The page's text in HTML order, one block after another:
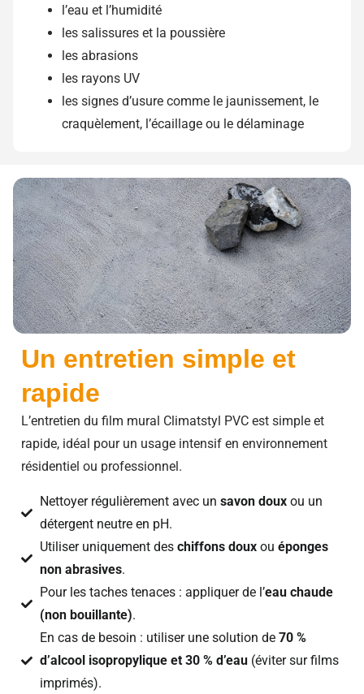
l’eau et l’humidité
les salissures et la poussière
les abrasions
les rayons UV
les signes d’usure comme le jaunissement, le
craquèlement, l’écaillage ou le délaminage
Un entretien simple et
rapide
L’entretien du film mural Climatstyl PVC est simple et
rapide, idéal pour un usage intensif en environnement
résidentiel ou professionnel.
Nettoyer régulièrement avec un savon doux ou un
détergent neutre en pH.
Utiliser uniquement des chiffons douxou éponges
non abrasives.
Pour les taches tenaces : appliquer de l’eau chaude
(non bouillante).
En cas de besoin : utiliser une solution de 70 %
d’alcool isopropylique et 30 % d’eau(éviter sur films
imprimés).